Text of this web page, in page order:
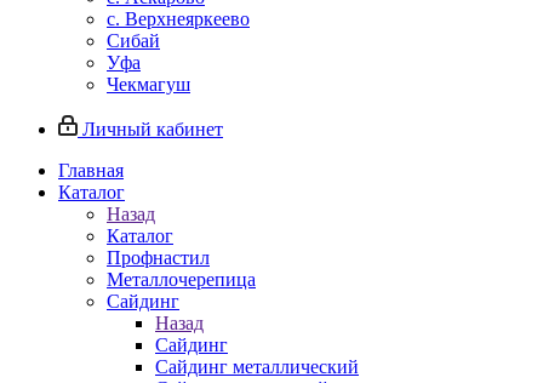
с. Верхнеяркеево
Сибай
Уфа
Чекмагуш
Личный кабинет
Главная
Каталог
Назад
Каталог
Профнастил
Металлочерепица
Сайдинг
Назад
Сайдинг
Сайдинг металлический